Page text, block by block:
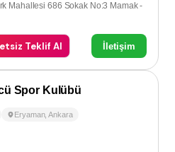
Mahallesi 686 Sokak No:3 Mamak -
Teklif Al İletişim
Spor Kulübü
Eryaman,Ankara